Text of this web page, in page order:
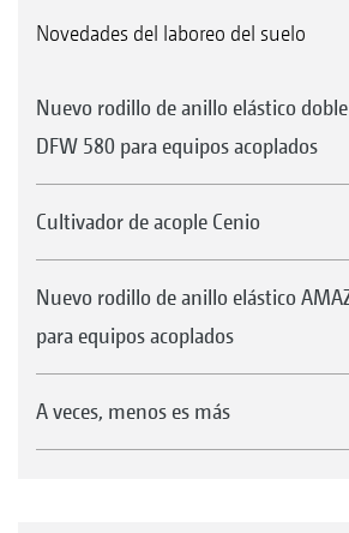
Novedades del laboreo del suelo
Nuevo rodillo de anillo elástico
DFW 580 para equipos acoplados
Cultivador de acople Cenio
Nuevo rodillo de anillo elástico
para equipos acoplados
A veces, menos es más